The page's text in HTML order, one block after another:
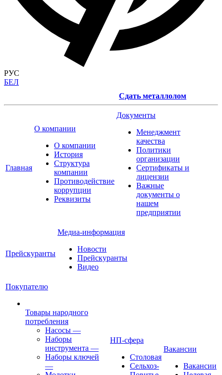
РУС
БЕЛ
Сдать металлолом
Главная
О компании
О компании
История
Структура
компании
Противодействие
коррупции
Реквизиты
Документы
Менеджмент
качества
Политики
организации
Сертификаты и
лицензии
Важные
документы о
нашем
предприятии
Прейскуранты
Медиа-информация
Новости
Прейскуранты
Видео
Покупателю
Товары народного
потребления
Насосы —
Наборы
инструмента —
Наборы ключей
—
НП-сфера
Столовая
Сельхоз-
Вакансии
Вакансии